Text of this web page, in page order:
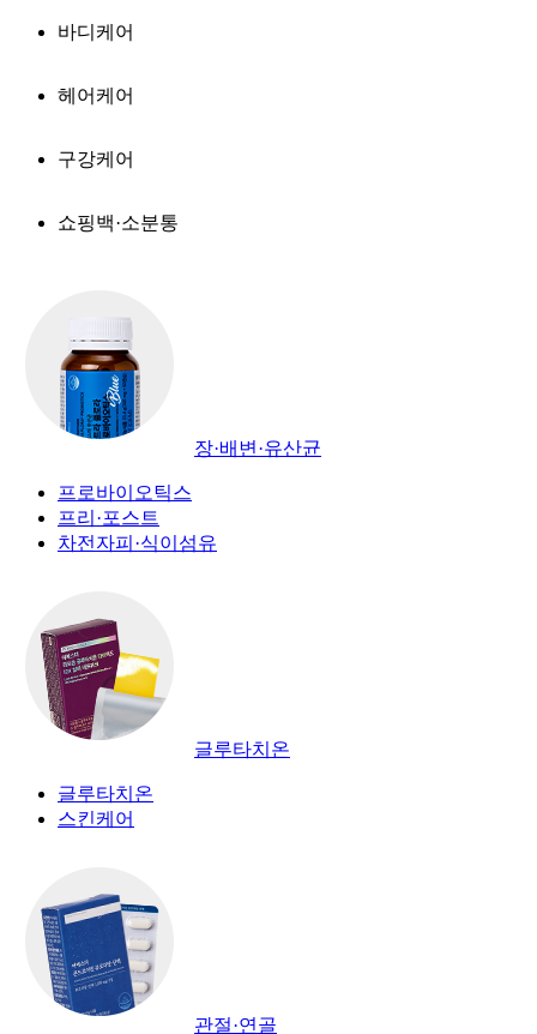
바디케어
헤어케어
구강케어
쇼핑백·소분통
장·배변·유산균
프로바이오틱스
프리·포스트
차전자피·식이섬유
글루타치온
글루타치온
스킨케어
관절·연골